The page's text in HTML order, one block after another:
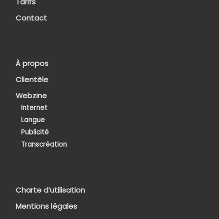
Contact
À propos
Clientèle
Webzine
Internet
Langue
Publicité
Transcréation
Charte d’utilisation
Mentions légales